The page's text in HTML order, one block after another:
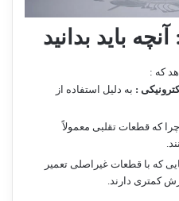
باید بدانید
که :
: به دلیل استفاده از
چرا که قطعات تقلبی معمولاً
که با قطعات غیراصلی تعمیر
کمتری دارند.